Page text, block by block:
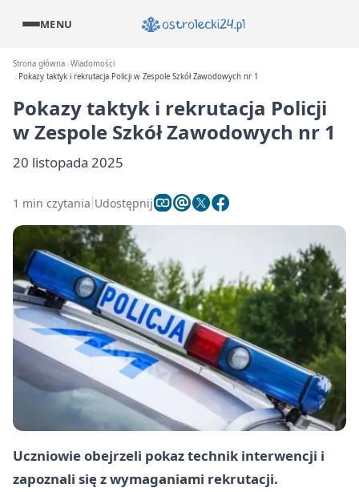
MENU
Strona główna Wiadomości
Pokazy taktyk i rekrutacja Policji w Zespole Szkół Zawodowych nr 1
Pokazy taktyk i rekrutacja Policji
w Zespole Szkół Zawodowych nr 1
20 listopada 2025
1 min czytania Udostępnij
Uczniowie obejrzeli pokaz technik interwencji i
zapoznali się z wymaganiami rekrutacji.